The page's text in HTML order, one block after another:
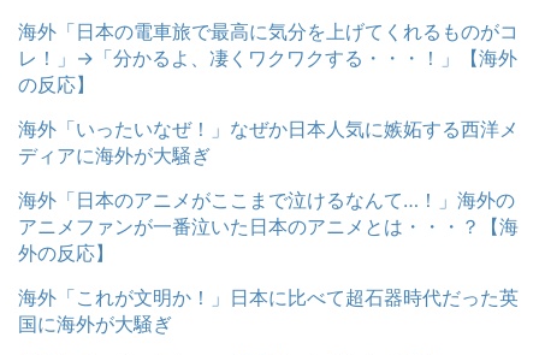
海外「日本の電車旅で最高に気分を上げてくれるものがコ
レ！」→「分かるよ、凄くワクワクする・・・！」【海外
の反応】
海外「いったいなぜ！」なぜか日本人気に嫉妬する西洋メ
ディアに海外が大騒ぎ
海外「日本のアニメがここまで泣けるなんて…！」海外の
アニメファンが一番泣いた日本のアニメとは・・・？【海
外の反応】
海外「これが文明か！」日本に比べて超石器時代だった英
国に海外が大騒ぎ